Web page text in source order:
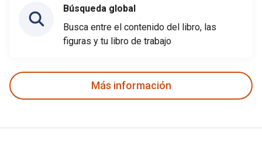
Búsqueda global
Busca entre el contenido del libro, las
figuras y tu libro de trabajo
Más información